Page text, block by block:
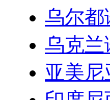
乌尔都
乌克兰
亚美尼